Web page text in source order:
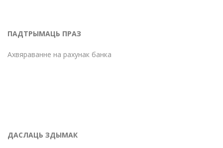
ПАДТРЫМАЦЬ ПРАЗ
Ахвяраванне на рахунак банка
ДАСЛАЦЬ ЗДЫМАК